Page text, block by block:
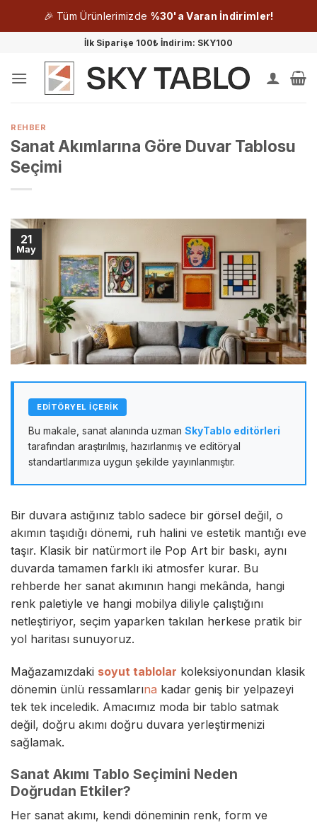
🎉 Tüm Ürünlerimizde %30'a Varan İndirimler!
İlk Siparişe 100₺ İndirim: SKY100
REHBER
Sanat Akımlarına Göre Duvar Tablosu
Seçimi
21
May
EDİTÖRYEL İÇERİK
Bu makale, sanat alanında uzman SkyTablo editörleri
tarafından araştırılmış, hazırlanmış ve editöryal
standartlarımıza uygun şekilde yayınlanmıştır.
Bir duvara astığınız tablo sadece bir görsel değil, o
akımın taşıdığı dönemi, ruh halini ve estetik mantığı eve
taşır. Klasik bir natürmort ile Pop Art bir baskı, aynı
duvarda tamamen farklı iki atmosfer kurar. Bu
rehberde her sanat akımının hangi mekânda, hangi
renk paletiyle ve hangi mobilya diliyle çalıştığını
netleştiriyor, seçim yaparken takılan herkese pratik bir
yol haritası sunuyoruz.
Mağazamızdaki soyut tablolar koleksiyonundan klasik
dönemin ünlü ressamlarına kadar geniş bir yelpazeyi
tek tek inceledik. Amacımız moda bir tablo satmak
değil, doğru akımı doğru duvara yerleştirmenizi
sağlamak.
Sanat Akımı Tablo Seçimini Neden
Doğrudan Etkiler?
Her sanat akımı, kendi döneminin renk, form ve